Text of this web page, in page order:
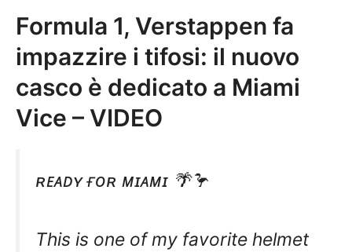
Formula 1, Verstappen fa
impazzire i tifosi: il nuovo
casco è dedicato a Miami
Vice – VIDEO
ʀᴇᴀᴅʏ ғᴏʀ ᴍɪᴀᴍɪ 🌴🦩
This is one of my favorite helmet